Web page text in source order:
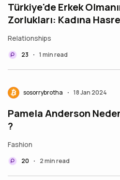
Türkiye'de Erkek
Zorlukları: Kadına
Relationships
23 • 1 min read
sosorrybrotha • 18 Jan 2024
Pamela Anderson
?
Fashion
20 • 2 min read